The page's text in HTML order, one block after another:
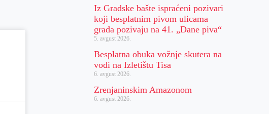
Iz Gradske bašte ispraćeni pozivari
koji besplatnim pivom ulicama
grada pozivaju na 41. „Dane piva“
5. avgust 2026.
Besplatna obuka vožnje skutera na
vodi na Izletištu Tisa
6. avgust 2026.
Zrenjaninskim Amazonom
6. avgust 2026.